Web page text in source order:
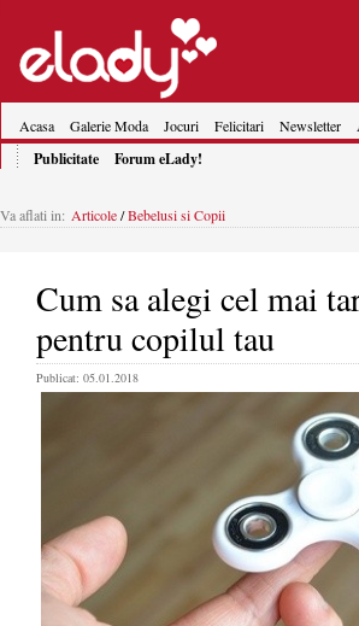
Acasa Galerie Moda Jocuri Felicitari Newsletter
Publicitate Forum eLady!
Va aflati in: Articole/Bebelusi si Copii
Cum sa alegi cel mai
pentru copilul tau
Publicat: 05.01.2018